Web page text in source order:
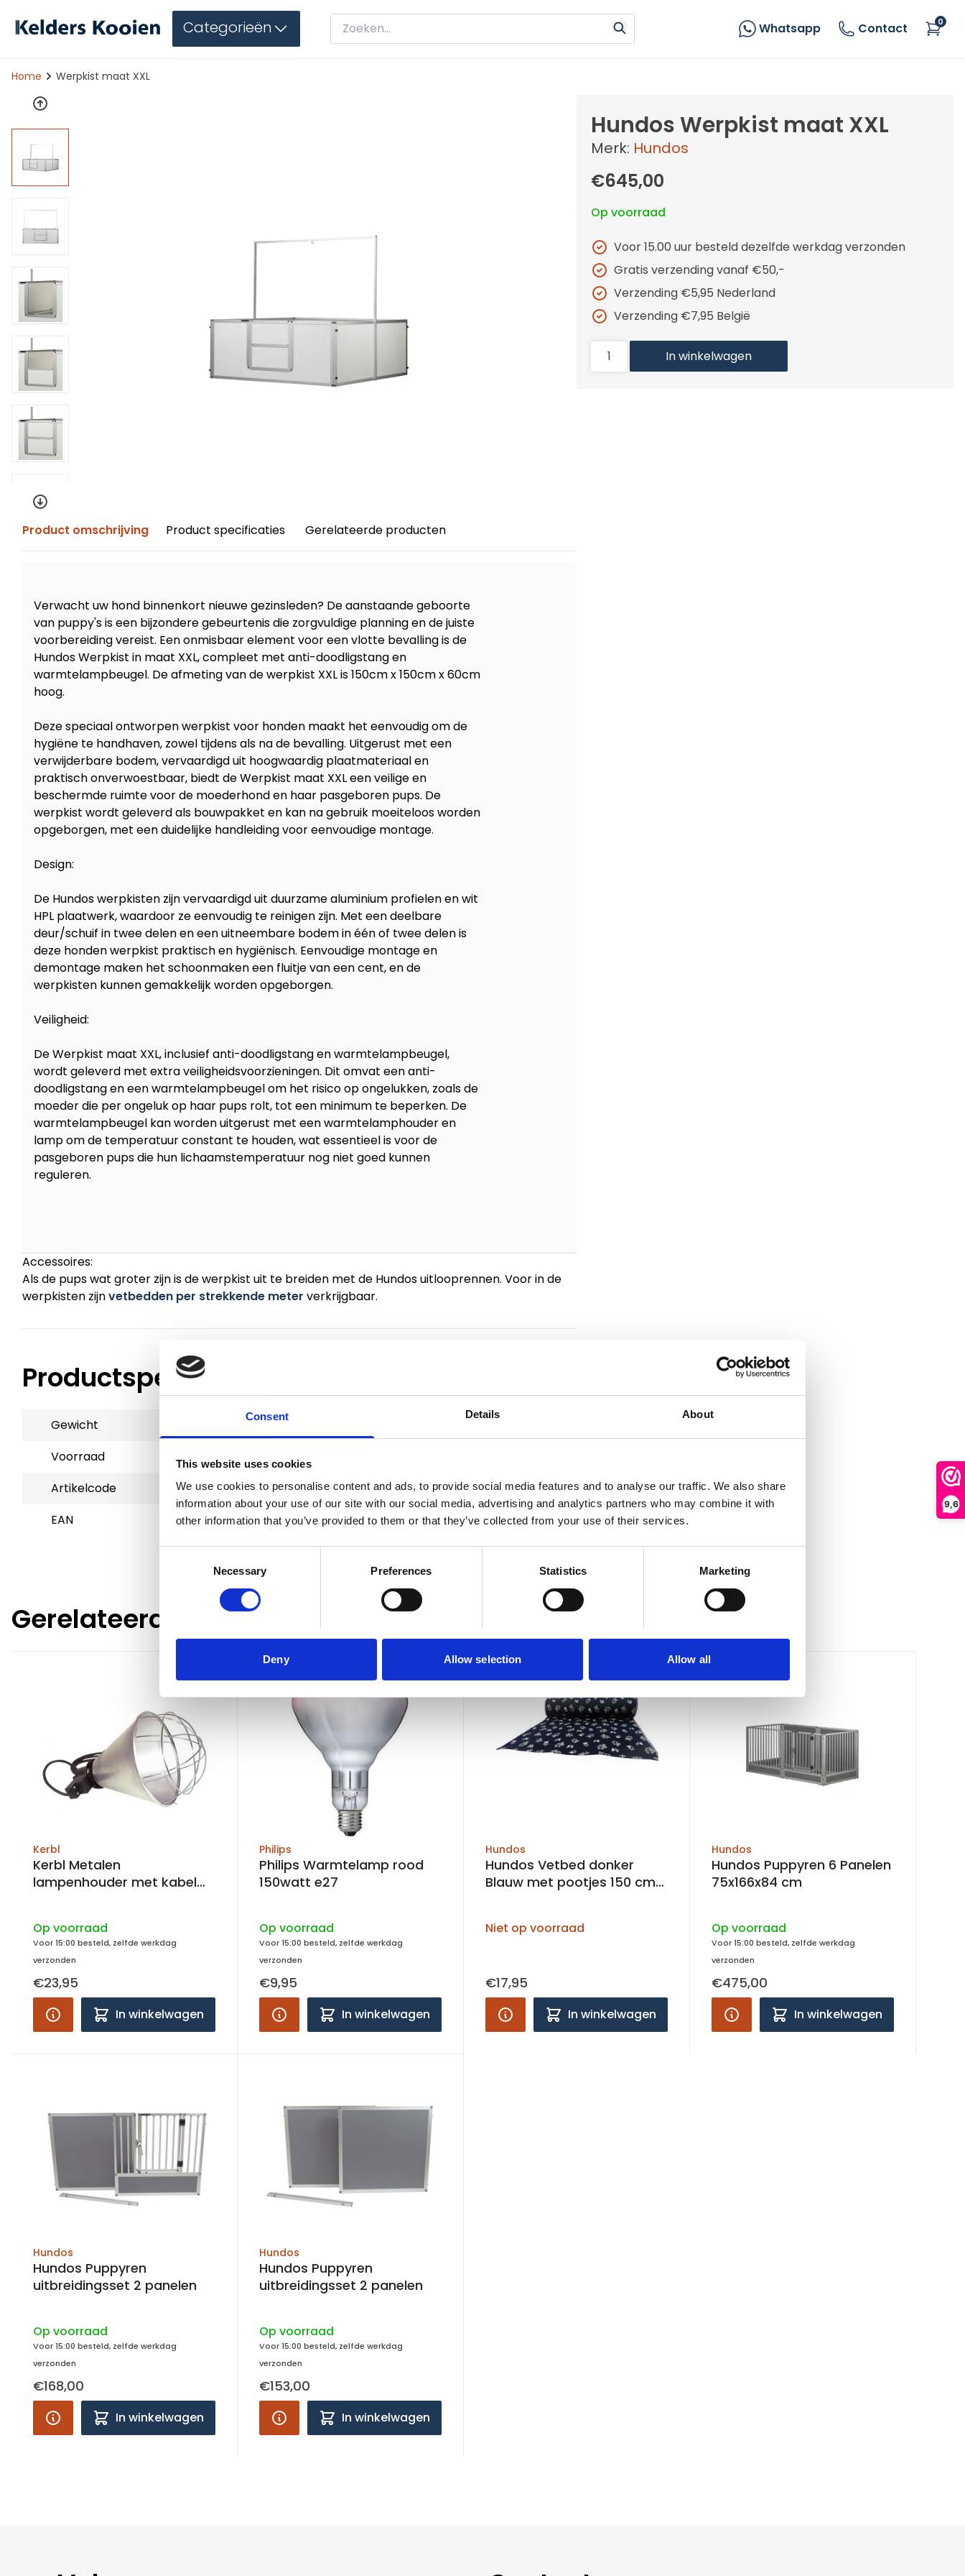
9,6
Consent Details About
This website uses cookies
We use cookies to personalise content and ads, to provide social media features and to analyse our traffic. We also share
information about your use of our site with our social media, advertising and analytics partners who may combine it with
other information that you’ve provided to them or that they’ve collected from your use of their services.
Necessary Preferences Statistics Marketing
Deny Allow selection Allow all
Categorieën Whatsapp Contact 0
Home Werpkist maat XXL
Product omschrijving Product specificaties Gerelateerde producten
Verwacht uw hond binnenkort nieuwe gezinsleden? De aanstaande geboorte
van puppy's is een bijzondere gebeurtenis die zorgvuldige planning en de juiste
voorbereiding vereist. Een onmisbaar element voor een vlotte bevalling is de
Hundos Werpkist in maat XXL, compleet met anti-doodligstang en
warmtelampbeugel. De afmeting van de werpkist XXL is 150cm x 150cm x 60cm
hoog.
Deze speciaal ontworpen werpkist voor honden maakt het eenvoudig om de
hygiëne te handhaven, zowel tijdens als na de bevalling. Uitgerust met een
verwijderbare bodem, vervaardigd uit hoogwaardig plaatmateriaal en
praktisch onverwoestbaar, biedt de Werpkist maat XXL een veilige en
beschermde ruimte voor de moederhond en haar pasgeboren pups. De
werpkist wordt geleverd als bouwpakket en kan na gebruik moeiteloos worden
opgeborgen, met een duidelijke handleiding voor eenvoudige montage.
Design:
De Hundos werpkisten zijn vervaardigd uit duurzame aluminium profielen en wit
HPL plaatwerk, waardoor ze eenvoudig te reinigen zijn. Met een deelbare
deur/schuif in twee delen en een uitneembare bodem in één of twee delen is
deze honden werpkist praktisch en hygiënisch. Eenvoudige montage en
demontage maken het schoonmaken een fluitje van een cent, en de
werpkisten kunnen gemakkelijk worden opgeborgen.
Veiligheid:
De Werpkist maat XXL, inclusief anti-doodligstang en warmtelampbeugel,
wordt geleverd met extra veiligheidsvoorzieningen. Dit omvat een anti-
doodligstang en een warmtelampbeugel om het risico op ongelukken, zoals de
moeder die per ongeluk op haar pups rolt, tot een minimum te beperken. De
warmtelampbeugel kan worden uitgerust met een warmtelamphouder en
lamp om de temperatuur constant te houden, wat essentieel is voor de
pasgeboren pups die hun lichaamstemperatuur nog niet goed kunnen
reguleren.
Accessoires:
Als de pups wat groter zijn is de werpkist uit te breiden met de Hundos uitlooprennen. Voor in de
werpkisten zijnvetbedden per strekkende meter verkrijgbaar.
Productspecificaties
Gewicht
30 kg
Voorraad
3
Artikelcode
800275
EAN
9507934543296
Hundos Werpkist maat XXL
Merk: Hundos
€645,00
Op voorraad
Voor 15.00 uur besteld dezelfde werkdag verzonden
Gratis verzending vanaf €50,-
Verzending €5,95 Nederland
Verzending €7,95 België
In winkelwagen
Gerelateerde producten
Kerbl
Kerbl Metalen
lampenhouder met kabel
Op voorraad
Voor 15:00 besteld, zelfde werkdag
verzonden
€23,95
In winkelwagen
Philips
Philips Warmtelamp rood
150watt e27
Op voorraad
Voor 15:00 besteld, zelfde werkdag
verzonden
€9,95
In winkelwagen
Hundos
Hundos Vetbed donker
Blauw met pootjes 150 cm
Niet op voorraad
€17,95
In winkelwagen
Hundos
Hundos Puppyren 6 Panelen
75x166x84 cm
Op voorraad
Voor 15:00 besteld, zelfde werkdag
verzonden
€475,00
In winkelwagen
Hundos
Hundos Puppyren
uitbreidingsset 2 panelen
Op voorraad
Voor 15:00 besteld, zelfde werkdag
verzonden
€168,00
In winkelwagen
Hundos
Hundos Puppyren
uitbreidingsset 2 panelen
Op voorraad
Voor 15:00 besteld, zelfde werkdag
verzonden
€153,00
In winkelwagen